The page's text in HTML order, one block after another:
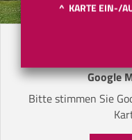
Google
Bitte stimmen Sie